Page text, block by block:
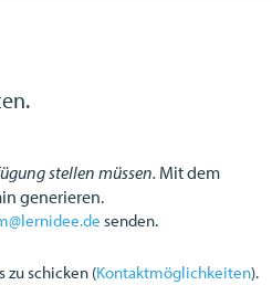
stellen müssen. Mit dem
generieren.
senden.
zu schicken (Kontaktmöglichkeiten).